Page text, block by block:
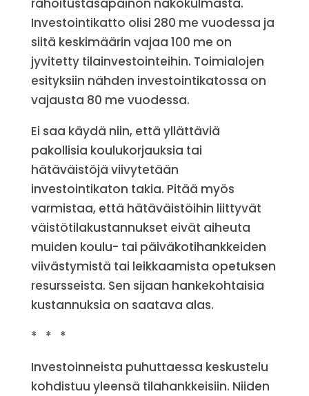
rahoitustasapainon näkökulmasta.
Investointikatto olisi 280 me vuodessa ja
siitä keskimäärin vajaa 100 me on
jyvitetty tilainvestointeihin. Toimialojen
esityksiin nähden investointikatossa on
vajausta 80 me vuodessa.
Ei saa käydä niin, että yllättäviä
pakollisia koulukorjauksia tai
hätäväistöjä viivytetään
investointikaton takia. Pitää myös
varmistaa, että hätäväistöihin liittyvät
väistötilakustannukset eivät aiheuta
muiden koulu- tai päiväkotihankkeiden
viivästymistä tai leikkaamista opetuksen
resursseista. Sen sijaan hankekohtaisia
kustannuksia on saatava alas.
* * *
Investoinneista puhuttaessa keskustelu
kohdistuu yleensä tilahankkeisiin. Niiden